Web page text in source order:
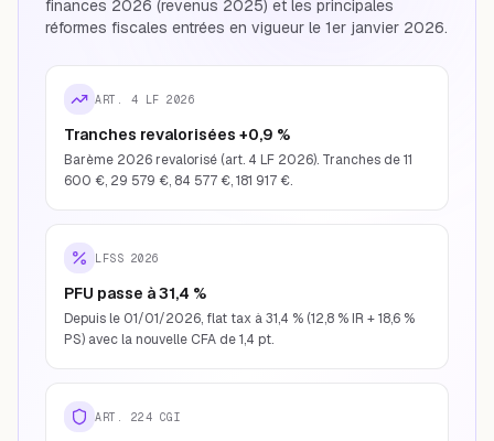
finances 2026 (revenus 2025) et les principales
réformes fiscales entrées en vigueur le 1er janvier 2026.
ART. 4 LF 2026
Tranches revalorisées +0,9 %
Barème 2026 revalorisé (art. 4 LF 2026). Tranches de 11
600 €, 29 579 €, 84 577 €, 181 917 €.
LFSS 2026
PFU passe à 31,4 %
Depuis le 01/01/2026, flat tax à 31,4 % (12,8 % IR + 18,6 %
PS) avec la nouvelle CFA de 1,4 pt.
ART. 224 CGI